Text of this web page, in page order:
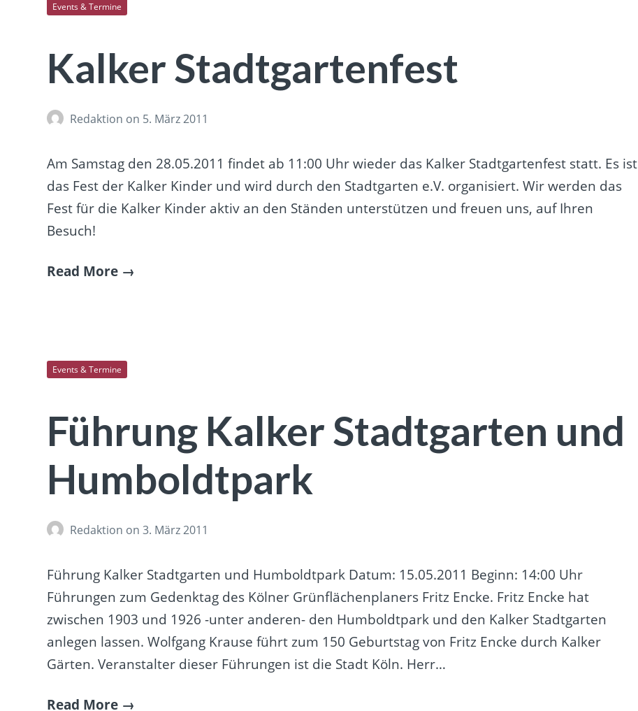
Events & Termine
Kalker Stadtgartenfest
Redaktion on 5. März 2011
Am Samstag den 28.05.2011 findet ab 11:00 Uhr wieder das Kalker Stadtgartenfest statt. Es ist
das Fest der Kalker Kinder und wird durch den Stadtgarten e.V. organisiert. Wir werden das
Fest für die Kalker Kinder aktiv an den Ständen unterstützen und freuen uns, auf Ihren
Besuch!
Read More
Events & Termine
Führung Kalker Stadtgarten und
Humboldtpark
Redaktion on 3. März 2011
Führung Kalker Stadtgarten und Humboldtpark Datum: 15.05.2011 Beginn: 14:00 Uhr
Führungen zum Gedenktag des Kölner Grünflächenplaners Fritz Encke. Fritz Encke hat
zwischen 1903 und 1926 -unter anderen- den Humboldtpark und den Kalker Stadtgarten
anlegen lassen. Wolfgang Krause führt zum 150 Geburtstag von Fritz Encke durch Kalker
Gärten. Veranstalter dieser Führungen ist die Stadt Köln. Herr…
Read More